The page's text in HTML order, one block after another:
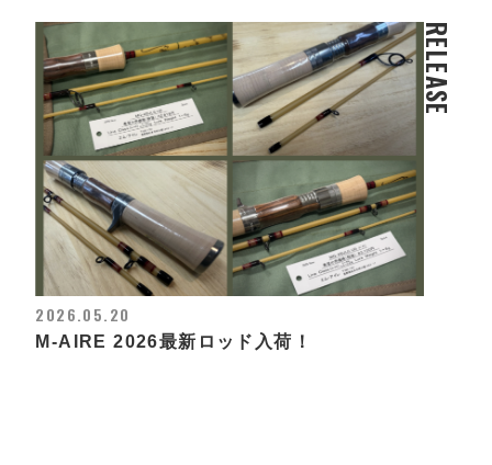
RELEASE
2026.05.20
M-AIRE 2026最新ロッド入荷！